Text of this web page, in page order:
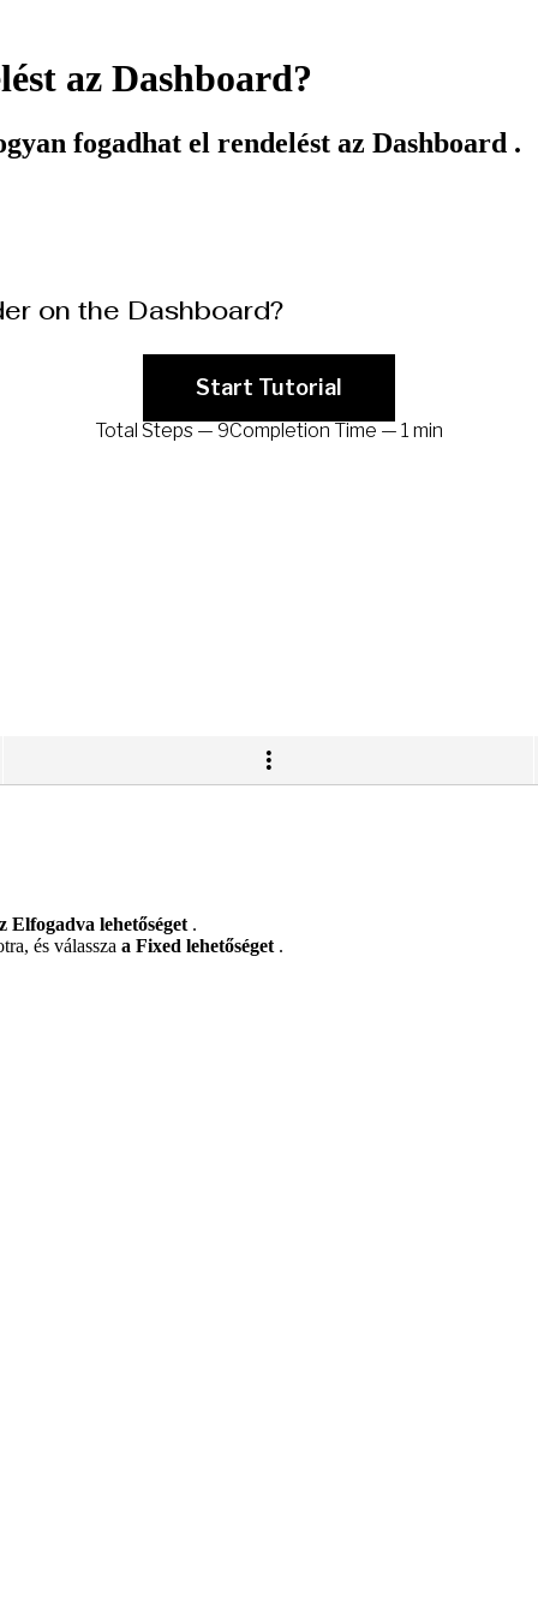
az Dashboard?
fogadhat el rendelést az Dashboard .
Elfogadva lehetőséget .
és válassza a Fixed lehetőséget .